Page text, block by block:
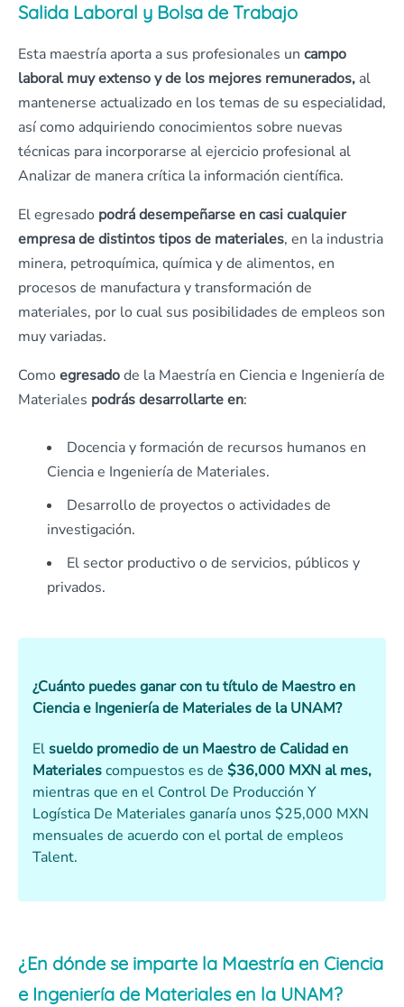
Salida Laboral y Bolsa de Trabajo
Esta maestría aporta a sus profesionales un campo
laboral muy extenso y de los mejores remunerados, al
mantenerse actualizado en los temas de su especialidad,
así como adquiriendo conocimientos sobre nuevas
técnicas para incorporarse al ejercicio profesional al
Analizar de manera crítica la información científica.
El egresado podrá desempeñarse en casi cualquier
empresa de distintos tipos de materiales, en la industria
minera, petroquímica, química y de alimentos, en
procesos de manufactura y transformación de
materiales, por lo cual sus posibilidades de empleos son
muy variadas.
Como egresadode la Maestría en Ciencia e Ingeniería de
Materiales podrás desarrollarte en:
Docencia y formación de recursos humanos en
Ciencia e Ingeniería de Materiales.
Desarrollo de proyectos o actividades de
investigación.
El sector productivo o de servicios, públicos y
privados.
¿Cuánto puedes ganar con tu título de Maestro en
Ciencia e Ingeniería de Materiales de la UNAM?
Elsueldo promedio de un Maestro de Calidad en
Materialescompuestos es de $36,000 MXN al mes,
mientras que en el Control De Producción Y
Logística De Materiales ganaría unos $25,000 MXN
mensuales de acuerdo con el portal de empleos
Talent.
¿En dónde se imparte la Maestría en Ciencia
e Ingeniería de Materiales en la UNAM?